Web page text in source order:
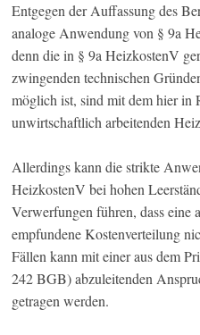
Entgegen der Auffassung des
analoge Anwendung von § 9a
denn die in § 9a HeizkostenV
zwingenden technischen
möglich ist, sind mit dem hier in
unwirtschaftlich arbeitenden
Allerdings kann die strikte
HeizkostenV bei hohen
Verwerfungen führen, dass eine
empfundene Kostenverteilung
Fällen kann mit einer aus dem
242 BGB) abzuleitenden
getragen werden.